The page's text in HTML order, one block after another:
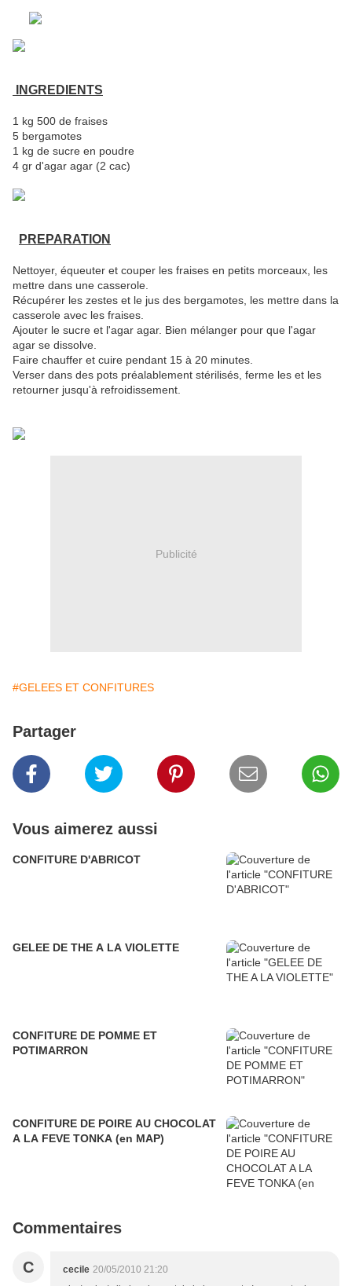
INGREDIENTS
1 kg 500 de fraises
5 bergamotes
1 kg de sucre en poudre
4 gr d'agar agar (2 cac)
PREPARATION
Nettoyer, équeuter et couper les fraises en petits morceaux, les
mettre dans une casserole.
Récupérer les zestes et le jus des bergamotes, les mettre dans la
casserole avec les fraises.
Ajouter le sucre et l'agar agar. Bien mélanger pour que l'agar
agar se dissolve.
Faire chauffer et cuire pendant 15 à 20 minutes.
Verser dans des pots préalablement stérilisés, ferme les et les
retourner jusqu'à refroidissement.
Publicité
#GELEES ET CONFITURES
Partager
Vous aimerez aussi
CONFITURE D'ABRICOT
GELEE DE THE A LA VIOLETTE
CONFITURE DE POMME ET
POTIMARRON
CONFITURE DE POIRE AU CHOCOLAT
A LA FEVE TONKA (en MAP)
Commentaires
C cecile 20/05/2010 21:20